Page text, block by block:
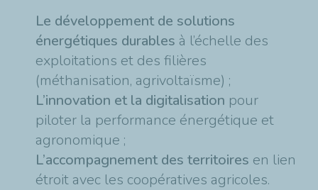
Le développement de solutions
énergétiques durables à l’échelle des
exploitations et des filières
(méthanisation, agrivoltaïsme) ;
L’innovation et la digitalisation pour
piloter la performance énergétique et
agronomique ;
L’accompagnement des territoires en lien
étroit avec les coopératives agricoles.